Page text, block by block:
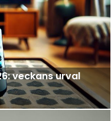
veckans urval